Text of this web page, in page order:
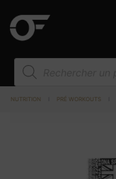
NUTRITION PRÉ WORKOUTS